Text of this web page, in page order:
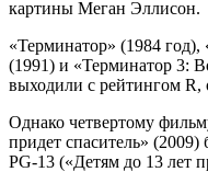
картины Меган Эллисон.
«Терминатор» (1984
(1991) и «Терминатор 3:
выходили с рейтингом R,
Однако четвертому
придет спаситель»
PG-13 («Детям до 13 лет